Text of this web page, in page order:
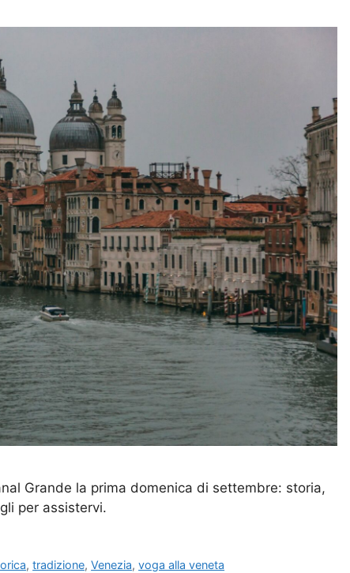
Grande la prima domenica di settembre: storia,
per assistervi.
,tradizione,Venezia,voga alla veneta